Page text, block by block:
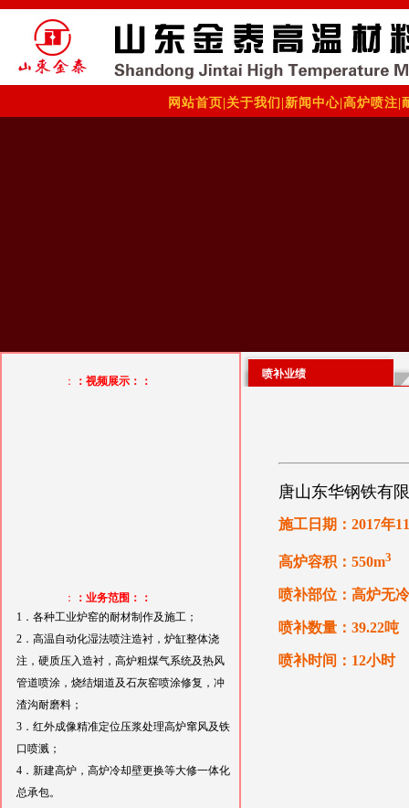
网站首页 关于我们 新闻中心 高炉喷注
： ：视频展示：：
：
：业务范围：：
1．各种工业炉窑的耐材制作及施工；
2．高温自动化湿法喷注造衬，炉缸整体浇
注，硬质压入造衬，高炉粗煤气系统及热风
管道喷涂，烧结烟道及石灰窑喷涂修复，冲
渣沟耐磨料；
3．红外成像精准定位压浆处理高炉窜风及铁
口喷溅；
4．新建高炉，高炉冷却壁更换等大修一体化
总承包。
喷补业绩
唐山东华钢铁有
施工日期：2017年
高炉容积：550m3
喷补部位：高炉无
喷补数量：39.22吨
喷补时间：12小时